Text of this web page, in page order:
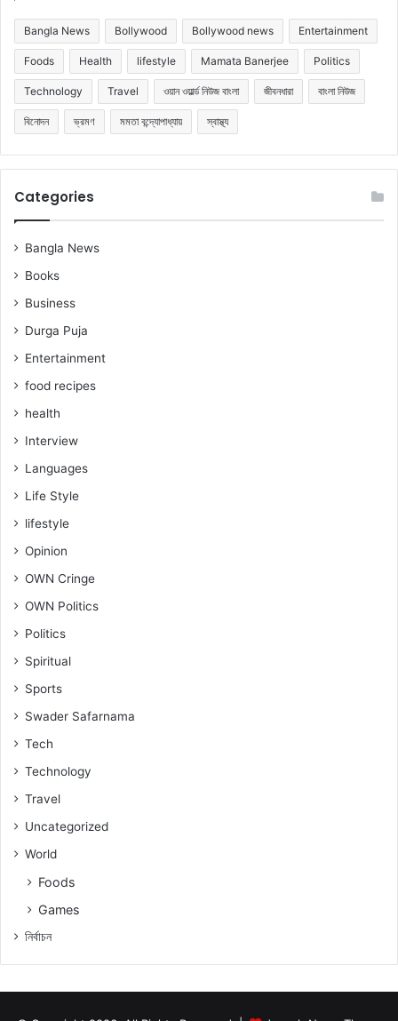
Bangla News Bollywood Bollywood news Entertainment
Foods Health lifestyle Mamata Banerjee Politics
Technology Travel ওয়ান ওয়ার্ল্ড নিউজ বাংলা জীবনধারা বাংলা নিউজ
বিনোদন ভ্রমণ মমতা বন্দ্যোপাধ্যায় স্বাস্থ্য
Categories
Bangla News
Books
Business
Durga Puja
Entertainment
food recipes
health
Interview
Languages
Life Style
lifestyle
Opinion
OWN Cringe
OWN Politics
Politics
Spiritual
Sports
Swader Safarnama
Tech
Technology
Travel
Uncategorized
World
Foods
Games
নিৰ্বাচন